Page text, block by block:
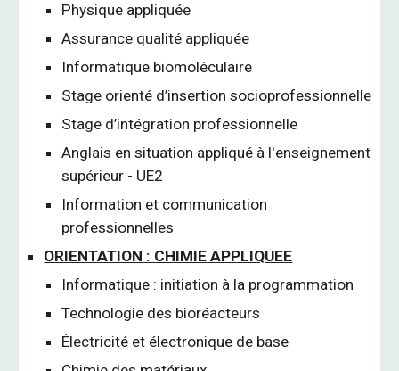
Physique appliquée
Assurance qualité appliquée
Informatique biomoléculaire
Stage orienté d’insertion socioprofessionnelle
Stage d’intégration professionnelle
Anglais en situation appliqué à l'enseignement
supérieur - UE2
Information et communication
professionnelles
ORIENTATION : CHIMIE APPLIQUEE
Informatique : initiation à la programmation
Technologie des bioréacteurs
Électricité et électronique de base